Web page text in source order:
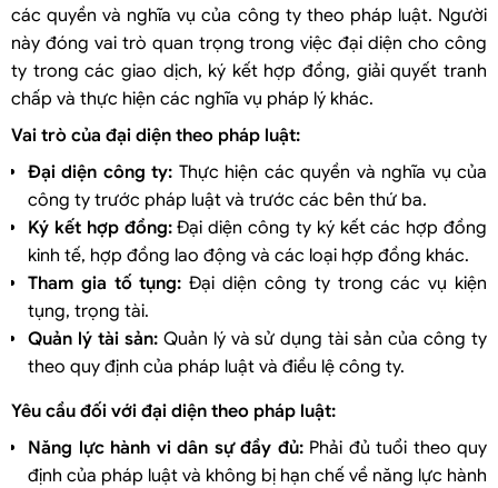
các quyền và nghĩa vụ của công ty theo pháp luật. Người
này đóng vai trò quan trọng trong việc đại diện cho công
ty trong các giao dịch, ký kết hợp đồng, giải quyết tranh
chấp và thực hiện các nghĩa vụ pháp lý khác.
Vai trò của đại diện theo pháp luật:
Đại diện công ty: Thực hiện các quyền và nghĩa vụ của
công ty trước pháp luật và trước các bên thứ ba.
Ký kết hợp đồng:Đại diện công ty ký kết các hợp đồng
kinh tế, hợp đồng lao động và các loại hợp đồng khác.
Tham gia tố tụng: Đại diện công ty trong các vụ kiện
tụng, trọng tài.
Quản lý tài sản:Quản lý và sử dụng tài sản của công ty
theo quy định của pháp luật và điều lệ công ty.
Yêu cầu đối với đại diện theo pháp luật:
Năng lực hành vi dân sự đầy đủ:Phải đủ tuổi theo quy
định của pháp luật và không bị hạn chế về năng lực hành